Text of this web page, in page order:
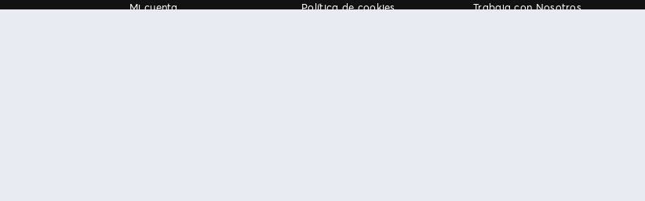
Mi cuenta
Política de cookies
Trabaja con Nosotros